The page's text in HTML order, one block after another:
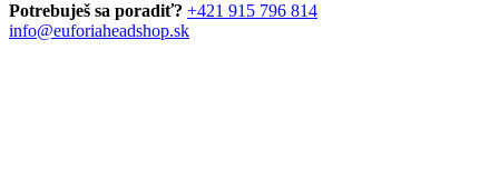
Potrebuješ sa poradiť? +421 915 796 814
info@euforiaheadshop.sk